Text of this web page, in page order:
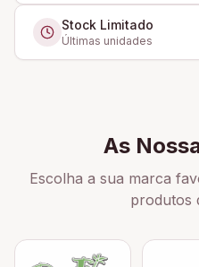
Stock Limitado
Últimas unidades
As
Escolha a sua marca
produtos